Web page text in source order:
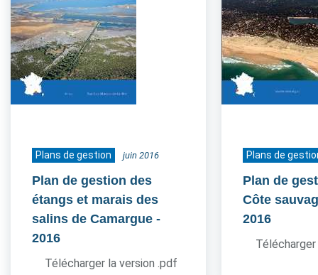
Plans de gestion juin 2016
Plan de gestion des
étangs et marais des
salins de Camargue -
2016
Télécharger la version .pdf
Plans de
Plan de
Côte
2016